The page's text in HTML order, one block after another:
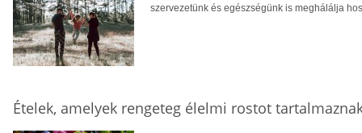
szervezetünk és egészségünk is meghálálja
Ételek, amelyek rengeteg élelmi rostot